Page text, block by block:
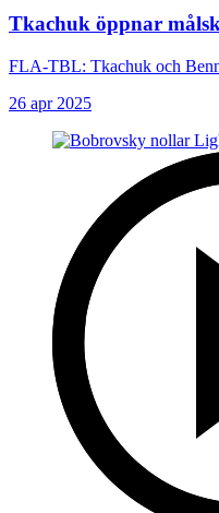
Tkachuk öppnar
FLA-TBL: Tkachuk och
26 apr 2025